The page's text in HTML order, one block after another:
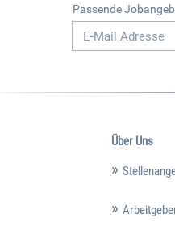
Passende
Über Uns